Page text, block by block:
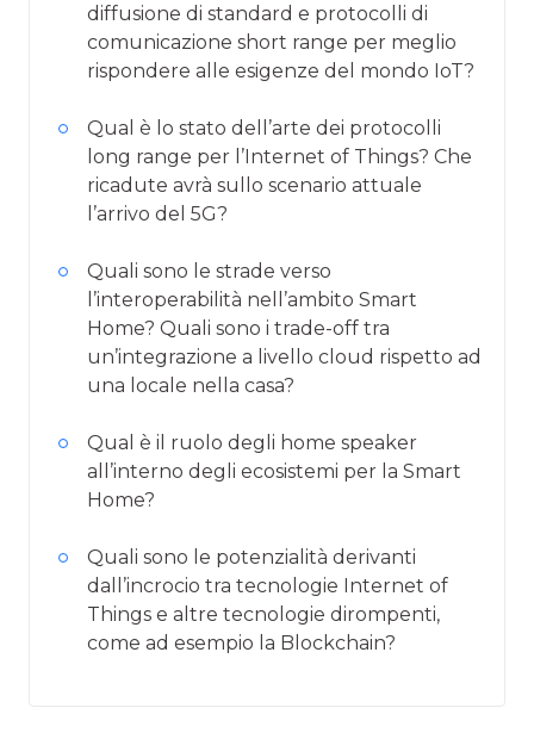
diffusione di standard e protocolli di
comunicazione short range per meglio
rispondere alle esigenze del mondo IoT?
Qual è lo stato dell’arte dei protocolli
long range per l’Internet of Things? Che
ricadute avrà sullo scenario attuale
l’arrivo del 5G?
Quali sono le strade verso
l’interoperabilità nell’ambito Smart
Home? Quali sono i trade-off tra
un’integrazione a livello cloud rispetto ad
una locale nella casa?
Qual è il ruolo degli home speaker
all’interno degli ecosistemi per la Smart
Home?
Quali sono le potenzialità derivanti
dall’incrocio tra tecnologie Internet of
Things e altre tecnologie dirompenti,
come ad esempio la Blockchain?